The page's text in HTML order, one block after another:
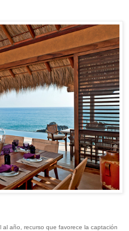
año, recurso que favorece la captación